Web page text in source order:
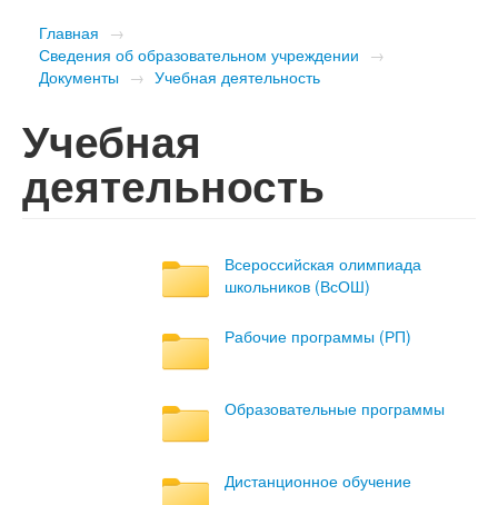
Главная →
Сведения об образовательном учреждении →
Документы → Учебная деятельность
Учебная
деятельность
Всероссийская олимпиада
школьников (ВсОШ)
Рабочие программы (РП)
Образовательные программы
Дистанционное обучение